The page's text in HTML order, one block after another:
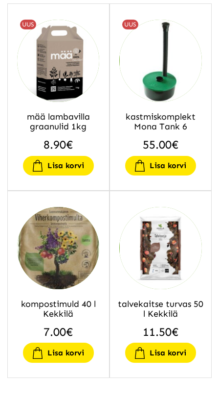
UUS
mää lambavilla
graanulid 1kg
8.90€
Lisa korvi
UUS
kastmiskomplekt
Mona Tank 6
55.00€
Lisa korvi
kompostimuld 40 l
Kekkilä
7.00€
Lisa korvi
talvekaitse turvas 50
l Kekkilä
11.50€
Lisa korvi